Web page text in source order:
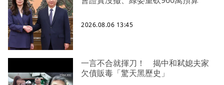
2026.08.06 13:45
一言不合就揮刀！ 揭中和弒媳夫家
欠債販毒「驚天黑歷史」